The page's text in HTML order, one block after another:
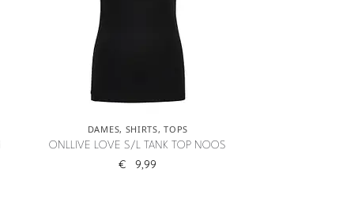
DAMES, SHIRTS,TOPS
ONLLIVE LOVE S/L TANK TOP NOOS
€ 9,99